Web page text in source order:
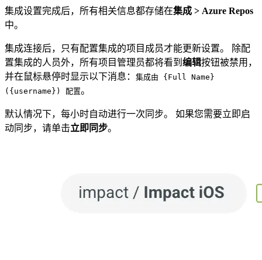
集成设置完成后，所有相关信息都存储在集成 > Azure Repos
中。
集成连接后，只有配置集成的项目成员才能更新设置。 除配
置集成的人员外，所有项目管理员都将看到 编辑按钮被禁用，
并在鼠标悬停时显示以下消息： 集成由 {Full Name}
({username}) 配置。
默认情况下，每小时自动进行一次同步。 如果您需要立即启
动同步，请单击立即同步。